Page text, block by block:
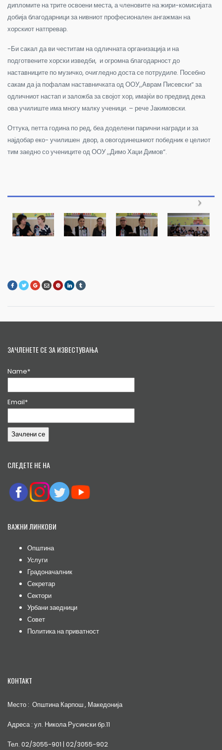
дипломите на трите освоени места, а членовите на жири-комисијата
добија благодарници за нивниот професионален ангажман на
хорскиот натпревар.
-Би сакал да ви честитам на одличната организација и на
подготвените хорски изведби, и огромна благодарност до
наставниците по музичко, очигледно доста се потрудиле. Посебно
сакам да ја пофалам наставничката од ООУ,,Аврам Писевски“ за
одличниот настап и заложба за својот хор, имајќи во предвид дека
ова училиште има многу малку ученици. – рече Јакимовски.
Оттука, петта година по ред, беа доделени парични награди и за
најдобар еко- училишен двор, а овогодинешниот победник е целиот
тим заедно со учениците од ООУ ,,Димо Хаџи Димов”.
ЗАЧЛЕНЕТЕ СЕ ЗА ИЗВЕСТУВАЊА
Name*
Email*
СЛЕДЕТЕ НЕ НА
ВАЖНИ ЛИНКОВИ
Општина
Услуги
Градоначалник
Секретар
Сектори
Урбани заедници
Совет
Политика на приватност
КОНТАКТ
Место : Општина Карпош , Македонија
Адреса : ул. Никола Русински бр.11
Тел. 02/3055-901 | 02/3055-902